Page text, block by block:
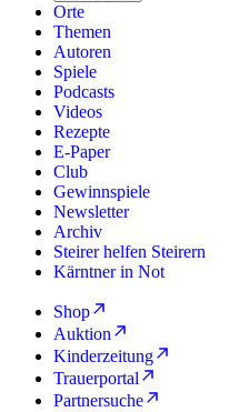
Orte
Themen
Autoren
Spiele
Podcasts
Videos
Rezepte
E-Paper
Club
Gewinnspiele
Newsletter
Archiv
Steirer helfen Steirern
Kärntner in Not
Shop
Auktion
Kinderzeitung
Trauerportal
Partnersuche